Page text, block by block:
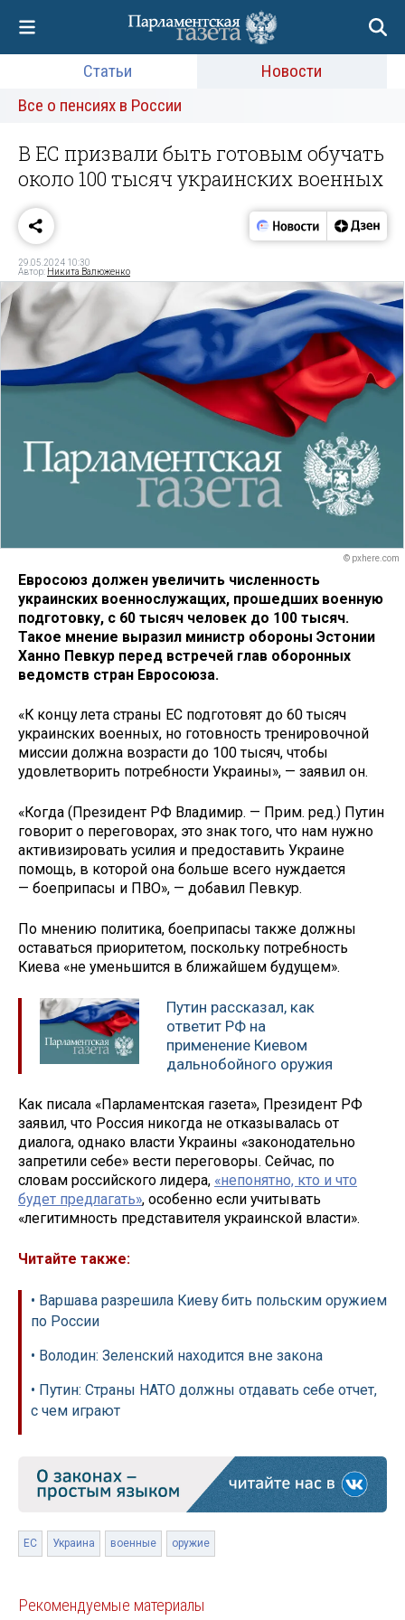
Статьи
Новости
Все о пенсиях в России
В ЕС призвали быть готовым обучать
около 100 тысяч украинских военных
29.05.2024 10:30
Автор: Никита Валюженко
© pxhere.com
Евросоюз должен увеличить численность
украинских военнослужащих, прошедших военную
подготовку, с 60 тысяч человек до 100 тысяч.
Такое мнение выразил министр обороны Эстонии
Ханно Певкур перед встречей глав оборонных
ведомств стран Евросоюза.
«К концу лета страны ЕС подготовят до 60 тысяч
украинских военных, но готовность тренировочной
миссии должна возрасти до 100 тысяч, чтобы
удовлетворить потребности Украины», — заявил он.
«Когда (Президент РФ Владимир. — Прим. ред.) Путин
говорит о переговорах, это знак того, что нам нужно
активизировать усилия и предоставить Украине
помощь, в которой она больше всего нуждается
— боеприпасы и ПВО», — добавил Певкур.
По мнению политика, боеприпасы также должны
оставаться приоритетом, поскольку потребность
Киева «не уменьшится в ближайшем будущем».
Путин рассказал, как
ответит РФ на
применение Киевом
дальнобойного оружия
Как писала «Парламентская газета», Президент РФ
заявил, что Россия никогда не отказывалась от
диалога, однако власти Украины «законодательно
запретили себе» вести переговоры. Сейчас, по
словам российского лидера, «непонятно, кто и что
будет предлагать», особенно если учитывать
«легитимность представителя украинской власти».
Читайте также:
• Варшава разрешила Киеву бить польским оружием
по России
• Володин: Зеленский находится вне закона
• Путин: Страны НАТО должны отдавать себе отчет,
с чем играют
ЕС Украина военные оружие
Рекомендуемые материалы